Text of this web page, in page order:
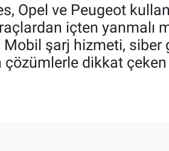
Opel ve Peugeot
içten yanmalı
şarj hizmeti, siber
dikkat